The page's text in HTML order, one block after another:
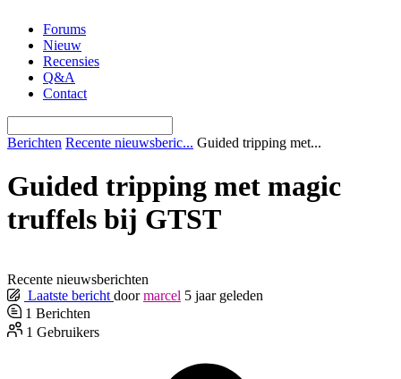
naar
inhoud
Forums
Nieuw
Recensies
Q&A
Contact
Berichten Recente nieuwsberic... Guided tripping met...
Guided tripping met magic
truffels bij GTST
Recente nieuwsberichten
Laatste bericht door marcel 5 jaar geleden
1 Berichten
1 Gebruikers